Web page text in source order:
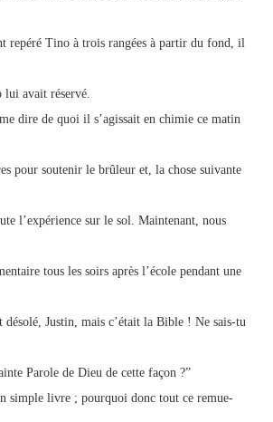
repéré Tino à trois rangées à partir du fond, il
lui avait réservé.
dire de quoi il s’agissait en chimie ce matin
pour soutenir le brûleur et, la chose suivante
l’expérience sur le sol. Maintenant, nous
tous les soirs après l’école pendant une
désolé, Justin, mais c’était la Bible ! Ne sais-tu
Parole de Dieu de cette façon ?”
simple livre ; pourquoi donc tout ce remue-